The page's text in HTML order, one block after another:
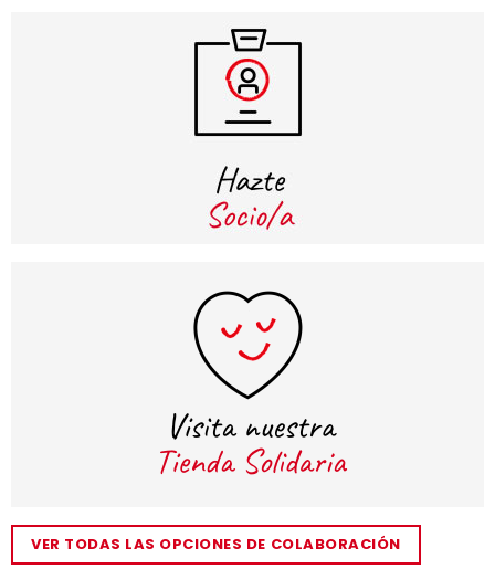
VER TODAS LAS OPCIONES DE COLABORACIÓN